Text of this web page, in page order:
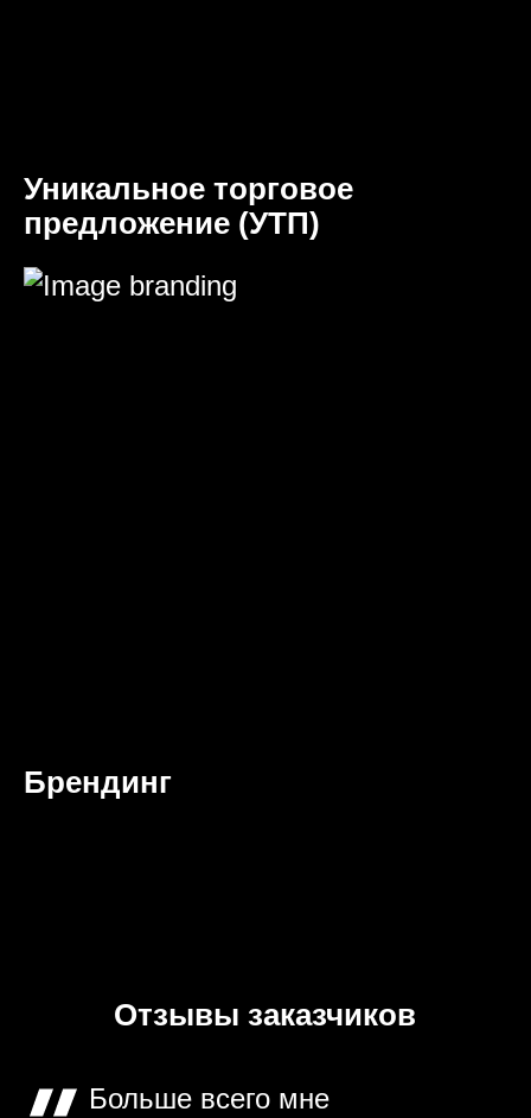
Уникальное торговое
предложение (УТП)
Брендинг
Отзывы заказчиков
Больше всего мне